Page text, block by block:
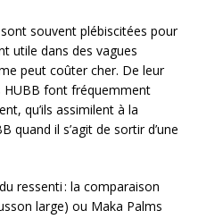
souvent plébiscitées pour
utile dans des vagues
peut coûter cher. De leur
HUBB font fréquemment
qu’ils assimilent à la
quand il s’agit de sortir d’une
ressenti : la comparaison
large) ou Maka Palms